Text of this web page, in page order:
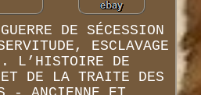
DE SÉCESSION
ESCLAVAGE
L’HISTOIRE DE
ET DE LA TRAITE DES